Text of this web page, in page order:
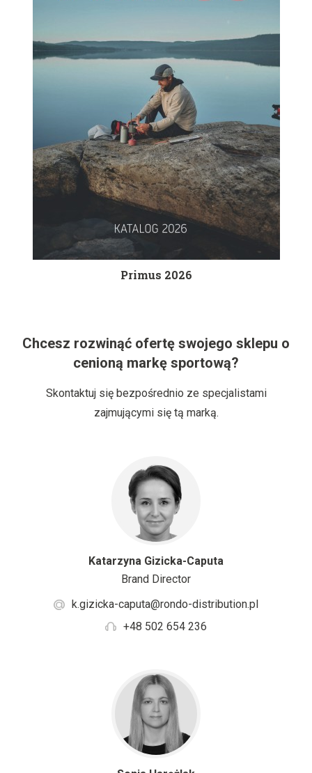
Primus 2026
Chcesz rozwinąć ofertę swojego sklepu o
cenioną markę sportową?
Skontaktuj się bezpośrednio ze specjalistami
zajmującymi się tą marką.
Katarzyna Gizicka-Caputa
Brand Director
k.gizicka-caputa@rondo-distribution.pl
+48 502 654 236